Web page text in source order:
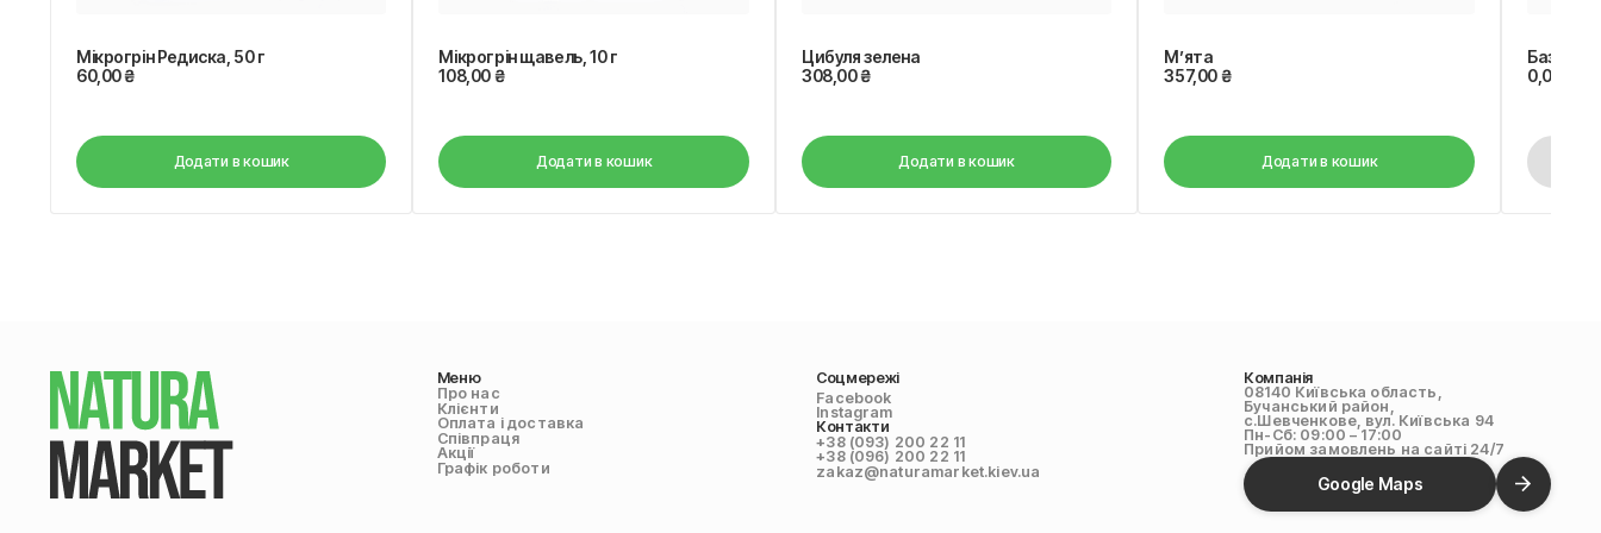
Мікрогрін Редиска, 50 г
60,00₴
Додати в кошик
Мікрогрін щавель, 10 г
108,00₴
Додати в кошик
Цибуля зелена
308,00₴
Додати в кошик
М’ята
357,00₴
Додати в кошик
Базилік
0,00
Меню
Про нас
Клієнти
Оплата і доставка
Співпраця
Акції
Графік роботи
Соцмережі
Facebook
Instagram
Контакти
+38 (093) 200 22 11
+38 (096) 200 22 11
zakaz@naturamarket.kiev.ua
Компанія
08140 Київська область,
Бучанський район,
с.Шевченкове, вул. Київська 94
Пн-Сб: 09:00 – 17:00
Прийом замовлень на сайті 24/7
Google Maps